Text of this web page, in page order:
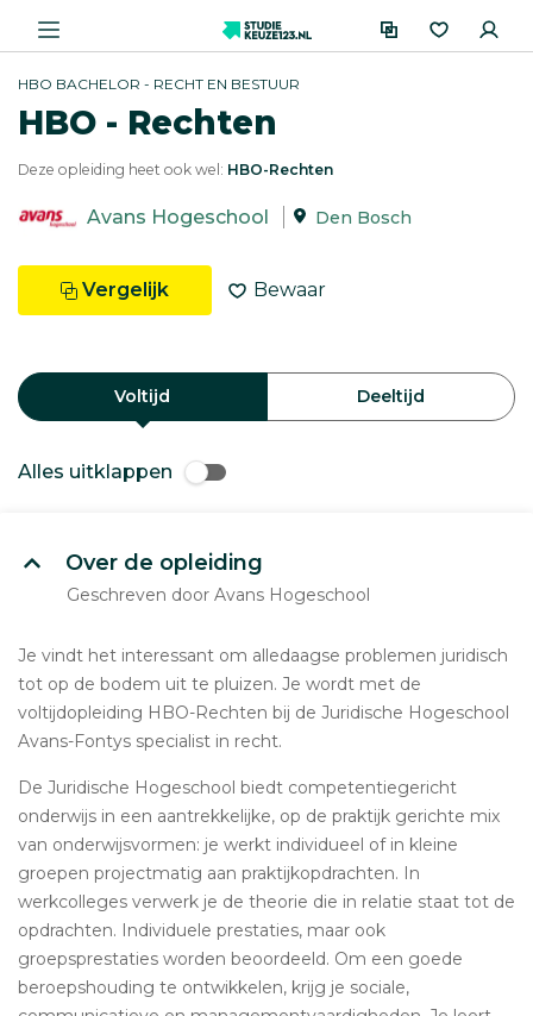
HBO BACHELOR - RECHT EN BESTUUR
HBO - Rechten
Deze opleiding heet ook wel: HBO-Rechten
Avans Hogeschool Den Bosch
Vergelijk Bewaar
Voltijd Deeltijd
Alles uitklappen
Over de opleiding
Geschreven door Avans Hogeschool
Je vindt het interessant om alledaagse problemen juridisch
tot op de bodem uit te pluizen. Je wordt met de
voltijdopleiding HBO-Rechten bij de Juridische Hogeschool
Avans-Fontys specialist in recht.
De Juridische Hogeschool biedt competentiegericht
onderwijs in een aantrekkelijke, op de praktijk gerichte mix
van onderwijsvormen: je werkt individueel of in kleine
groepen projectmatig aan praktijkopdrachten. In
werkcolleges verwerk je de theorie die in relatie staat tot de
opdrachten. Individuele prestaties, maar ook
groepsprestaties worden beoordeeld. Om een goede
beroepshouding te ontwikkelen, krijg je sociale,